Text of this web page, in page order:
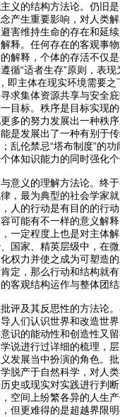
义的结构方法论。仍旧
产生重要影响，对人类
害维持生命的存在和延
释。任何存在的客观事
解释，个体的存活不仅
循“适者生存”原则，表
即主体在现实环境需要
求集体资源共享与安全
目标。秩序是目标实现
多的努力发展出一种秩
是发展出了一种有别于
乱伦禁忌“塔布制度”的
体知识能力的同时强化
意义的理解方法论。终
，最为典型的社会学家
人的行动是有目的的行
可能有不一样的意义解
一定程度上也是对主体
国家、精英层级中，在
权力并使之成为可塑造
定，那么行动和结构就
客观结构运作与整体团
评及其反思性的方法论
人们认识世界和改造世
识的能动性和创造性又
说进行过详细的梳理，
发展当中扮演的角色。
脱产于自然科学，对人
史或现实对实践进行判
空间上纷繁各异的人生
但更难得的是超越界限